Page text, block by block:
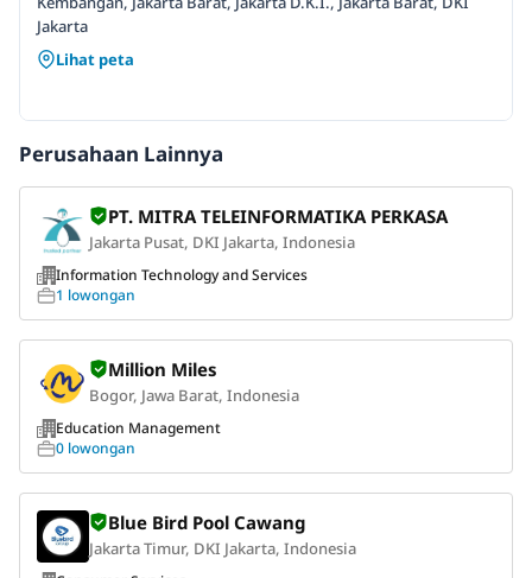
Jakarta
Lihat peta
Perusahaan Lainnya
PT. MITRA TELEINFORMATIKA PERKASA
Jakarta Pusat, DKI Jakarta, Indonesia
Information Technology and Services
1 lowongan
Million Miles
Bogor, Jawa Barat, Indonesia
Education Management
0 lowongan
Blue Bird Pool Cawang
Jakarta Timur, DKI Jakarta, Indonesia